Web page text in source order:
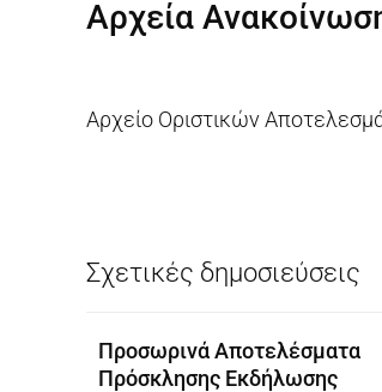
Αρχεία
Αρχείο Οριστικών
Σχετικές δημοσιεύσεις
Προσωρινά Αποτελέσματα
Πρόσκλησης Εκδήλωσης